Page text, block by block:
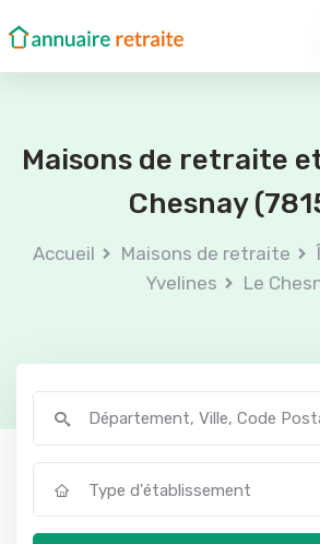
Maisons de retraite
Chesnay
Accueil Maisons de retraite
Yvelines
Le
Type d'établissement